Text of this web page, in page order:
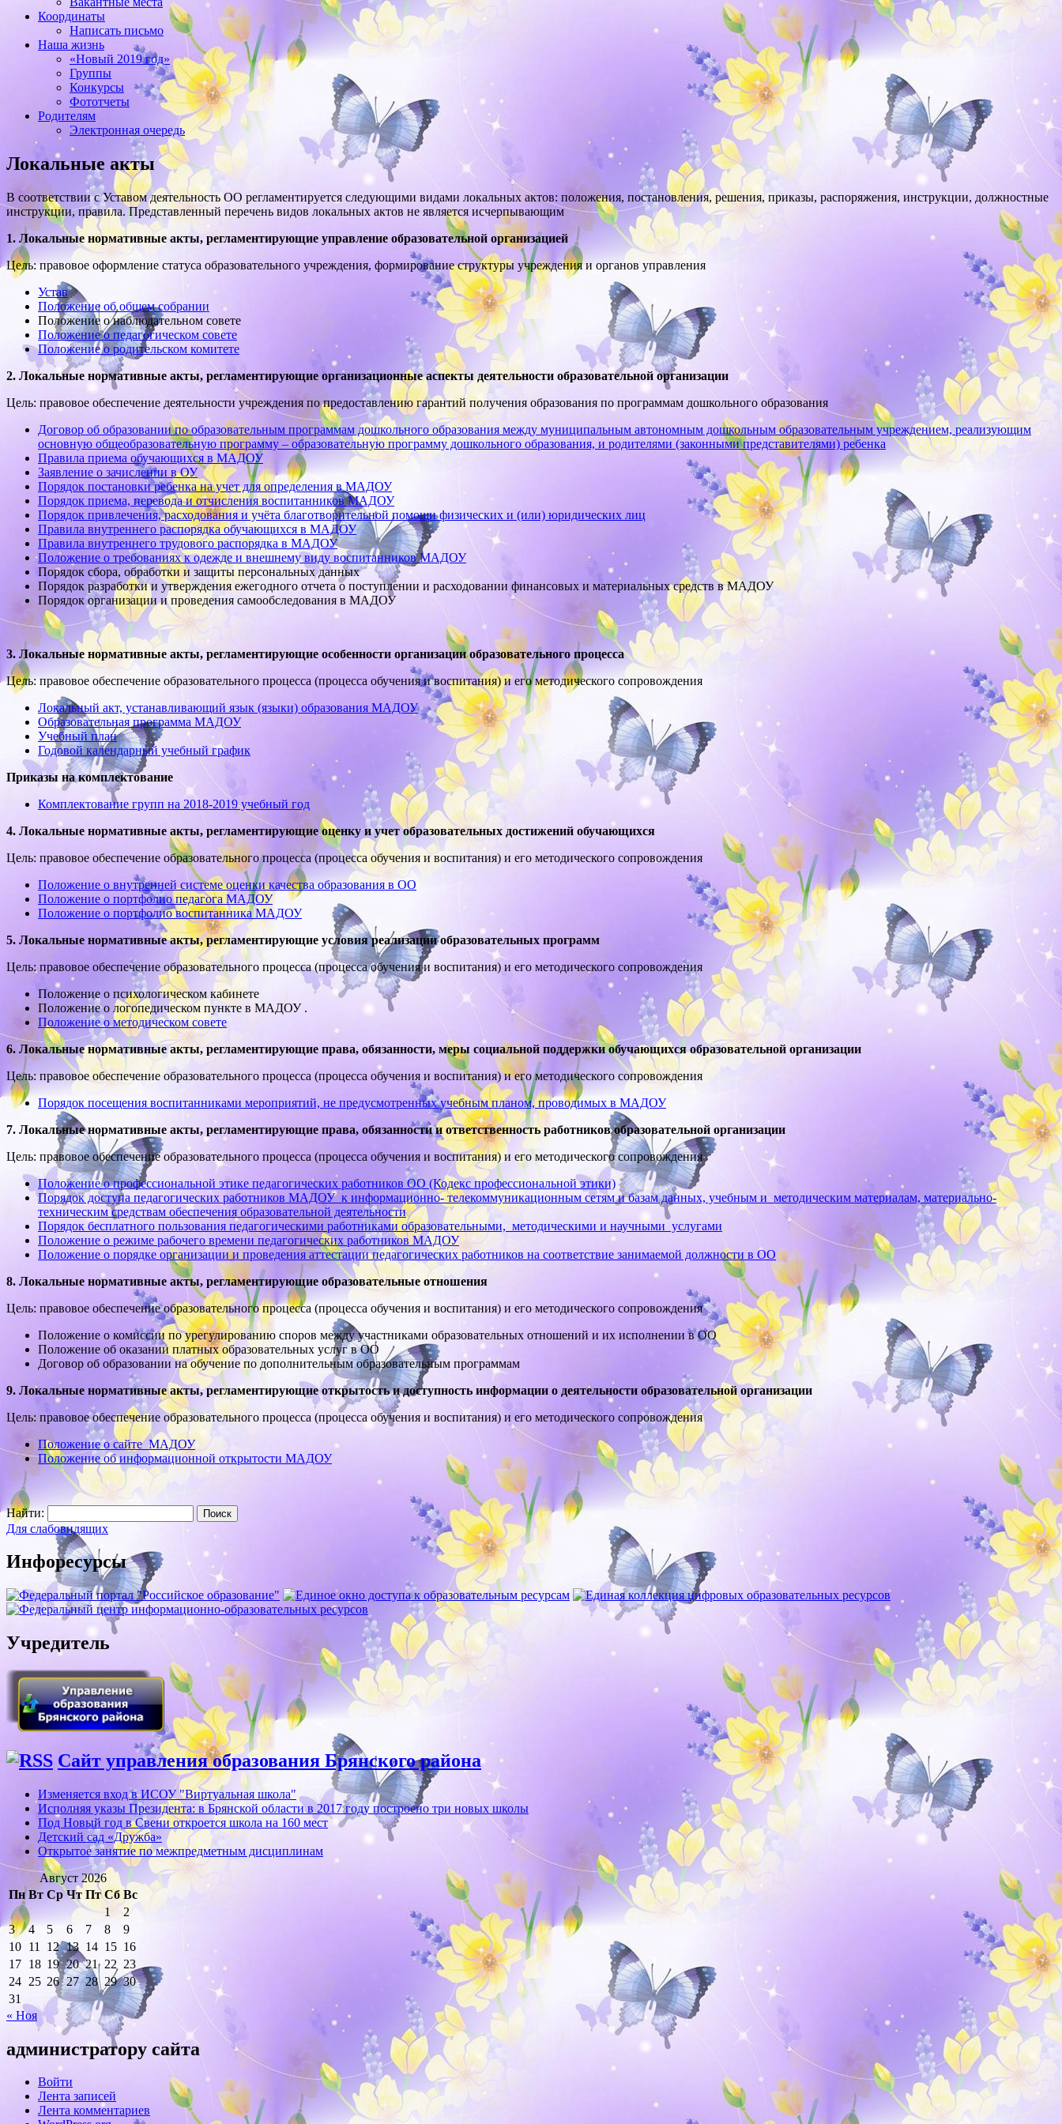
Координаты
Написать письмо
Наша жизнь
«Новый 2019 год»
Группы
Конкурсы
Фототчеты
Родителям
Электронная очередь
Локальные акты
В соответствии с Уставом деятельность ОО регламентируется следующими видами локальных актов: положения, постановления, решения, приказы, распоряжения, инструкции, должностные
инструкции, правила. Представленный перечень видов локальных актов не является исчерпывающим
1. Локальные нормативные акты, регламентирующие управление образовательной организацией
Цель: правовое оформление статуса образовательного учреждения, формирование структуры учреждения и органов управления
Устав
Положение об общем собрании
Положение о наблюдательном совете
Положение о педагогическом совете
Положение о родительском комитете
2. Локальные нормативные акты, регламентирующие организационные аспекты деятельности образовательной организации
Цель: правовое обеспечение деятельности учреждения по предоставлению гарантий получения образования по программам дошкольного образования
Договор об образовании по образовательным программам дошкольного образования между муниципальным автономным дошкольным образовательным учреждением, реализующим
основную общеобразовательную программу – образовательную программу дошкольного образования, и родителями (законными представителями) ребенка
Правила приема обучающихся в МАДОУ
Заявление о зачислении в ОУ
Порядок постановки ребенка на учет для определения в МАДОУ
Порядок приема, перевода и отчисления воспитанников МАДОУ
Порядок привлечения, расходования и учёта благотворительной помощи физических и (или) юридических лиц
Правила внутреннего распорядка обучающихся в МАДОУ
Правила внутреннего трудового распорядка в МАДОУ
Положение о требованиях к одежде и внешнему виду воспитанников МАДОУ
Порядок сбора, обработки и защиты персональных данных
Порядок разработки и утверждения ежегодного отчета о поступлении и расходовании финансовых и материальных средств в МАДОУ
Порядок организации и проведения самообследования в МАДОУ
3. Локальные нормативные акты, регламентирующие особенности организации образовательного процесса
Цель: правовое обеспечение образовательного процесса (процесса обучения и воспитания) и его методического сопровождения
Локальный акт, устанавливающий язык (языки) образования МАДОУ
Образовательная программа МАДОУ
Учебный план
Годовой календарный учебный график
Приказы на комплектование
Комплектование групп на 2018-2019 учебный год
4. Локальные нормативные акты, регламентирующие оценку и учет образовательных достижений обучающихся
Цель: правовое обеспечение образовательного процесса (процесса обучения и воспитания) и его методического сопровождения
Положение о внутренней системе оценки качества образования в ОО
Положение о портфолио педагога МАДОУ
Положение о портфолио воспитанника МАДОУ
5. Локальные нормативные акты, регламентирующие условия реализации образовательных программ
Цель: правовое обеспечение образовательного процесса (процесса обучения и воспитания) и его методического сопровождения
Положение о психологическом кабинете
Положение о логопедическом пункте в МАДОУ .
Положение о методическом совете
6. Локальные нормативные акты, регламентирующие права, обязанности, меры социальной поддержки обучающихся образовательной организации
Цель: правовое обеспечение образовательного процесса (процесса обучения и воспитания) и его методического сопровождения
Порядок посещения воспитанниками мероприятий, не предусмотренных учебным планом, проводимых в МАДОУ
7. Локальные нормативные акты, регламентирующие права, обязанности и ответственность работников образовательной организации
Цель: правовое обеспечение образовательного процесса (процесса обучения и воспитания) и его методического сопровождения
Положение о профессиональной этике педагогических работников ОО (Кодекс профессиональной этики)
Порядок доступа педагогических работников МАДОУ к информационно- телекоммуникационным сетям и базам данных, учебным и методическим материалам, материально-
техническим средствам обеспечения образовательной деятельности
Порядок бесплатного пользования педагогическими работниками образовательными, методическими и научными услугами
Положение о режиме рабочего времени педагогических работников МАДОУ
Положение о порядке организации и проведения аттестации педагогических работников на соответствие занимаемой должности в ОО
8. Локальные нормативные акты, регламентирующие образовательные отношения
Цель: правовое обеспечение образовательного процесса (процесса обучения и воспитания) и его методического сопровождения
Положение о комиссии по урегулированию споров между участниками образовательных отношений и их исполнении в ОО
Положение об оказании платных образовательных услуг в ОО
Договор об образовании на обучение по дополнительным образовательным программам
9. Локальные нормативные акты, регламентирующие открытость и доступность информации о деятельности образовательной организации
Цель: правовое обеспечение образовательного процесса (процесса обучения и воспитания) и его методического сопровождения
Положение о сайте МАДОУ
Положение об информационной открытости МАДОУ
Найти:
Для слабовидящих
Инфоресурсы
Учредитель
Сайт управления образования Брянского района
Изменяется вход в ИСОУ "Виртуальная школа"
Исполняя указы Президента: в Брянской области в 2017 году построено три новых школы
Под Новый год в Свени откроется школа на 160 мест
Детский сад «Дружба»
Открытое занятие по межпредметным дисциплинам
Август 2026
Пн Вт Ср Чт Пт Сб Вс
1
2
3
4 5 6 7 8
9
10 11 12 13 14 15 16
17 18 19 20 21 22 23
24 25 26 27 28 29 30
31
« Ноя
администратору сайта
Войти
Лента записей
Лента комментариев